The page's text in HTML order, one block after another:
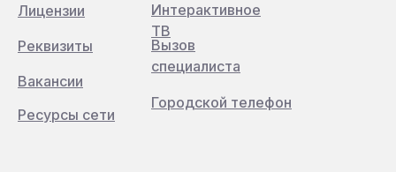
Лицензии
Интерактивное
ТВ
Вызов
специалиста
Реквизиты
Городской телефон
Вакансии
Ресурсы сети